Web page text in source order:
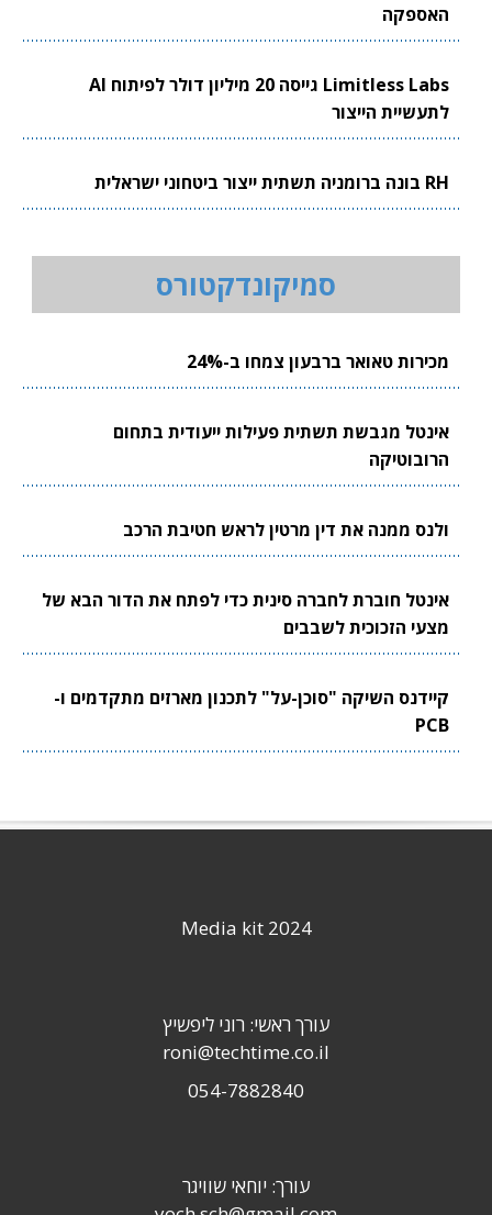
האספקה
Limitless Labs גייסה 20 מיליון דולר לפיתוח AI
לתעשיית הייצור
RH בונה ברומניה תשתית ייצור ביטחוני ישראלית
סמיקונדקטורס
מכירות טאואר ברבעון צמחו ב-24%
אינטל מגבשת תשתית פעילות ייעודית בתחום
הרובוטיקה
ולנס ממנה את דין מרטין לראש חטיבת הרכב
אינטל חוברת לחברה סינית כדי לפתח את הדור הבא של
מצעי הזכוכית לשבבים
קיידנס השיקה "סוכן-על" לתכנון מארזים מתקדמים ו-
PCB
Media kit 2024
עורך ראשי: רוני ליפשיץ
roni@techtime.co.il
054-7882840
עורך: יוחאי שוויגר